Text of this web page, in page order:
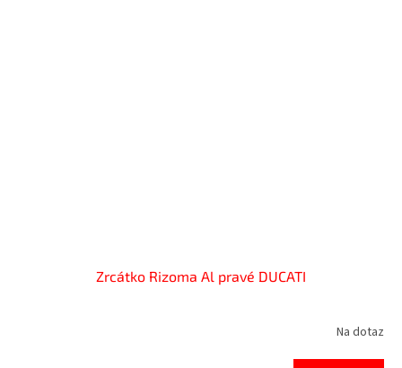
Zrcátko Rizoma Al pravé DUCATI
Na dotaz